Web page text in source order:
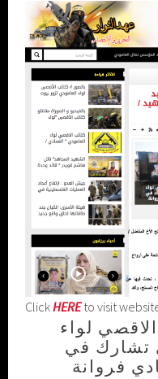
ClickHEREto visit
لواء
تشارك في
فروانة